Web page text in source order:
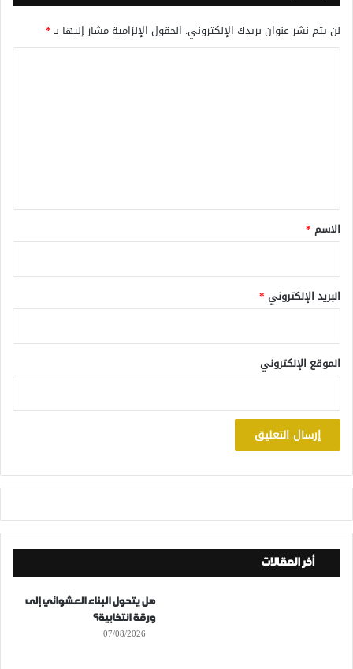
لن يتم نشر عنوان بريدك الإلكتروني. الحقول الإلزامية مشار إليها بـ*
*
الاسم *
البريد الإلكتروني *
الموقع الإلكتروني
أخر المقالات
هل يتحول البناء العشوائي إلى
ورقة انتخابية؟
07/08/2026